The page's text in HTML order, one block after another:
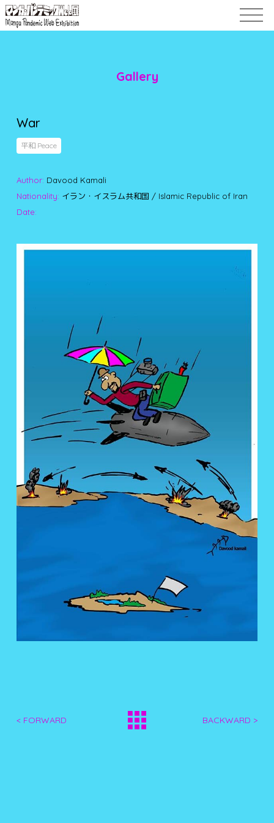
Gallery
War
平和 Peace
Author: Davood Kamali
Nationality: イラン・イスラム共和国 / Islamic Republic of Iran
Date:
< FORWARD BACKWARD >